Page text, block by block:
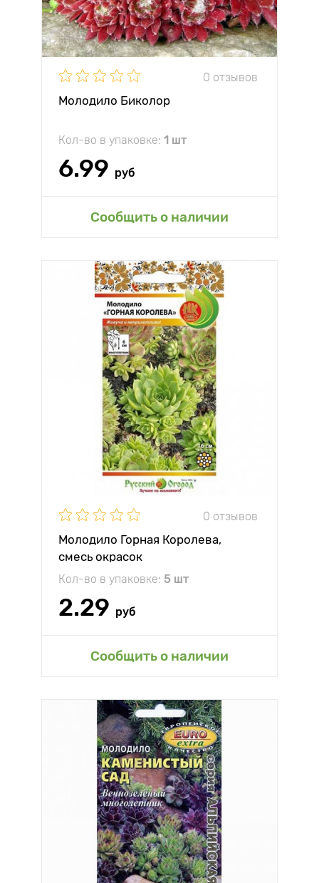
0 отзывов
Молодило Биколор
Кол-во в упаковке: 1 шт
6.99 руб
Сообщить о наличии
0 отзывов
Молодило Горная Королева,
смесь окрасок
Кол-во в упаковке: 5 шт
2.29 руб
Сообщить о наличии